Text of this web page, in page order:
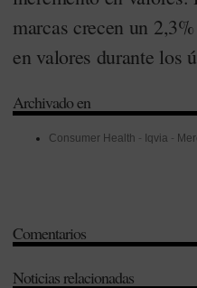
marcas crecen un
en valores durante los
Archivado en
Consumer Health - Iqvia -
Comentarios
Noticias relacionadas